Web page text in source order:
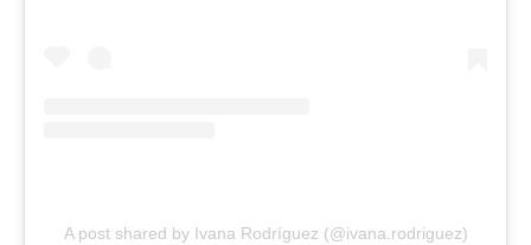
A post shared by Ivana Rodríguez (@ivana.rodriguez)